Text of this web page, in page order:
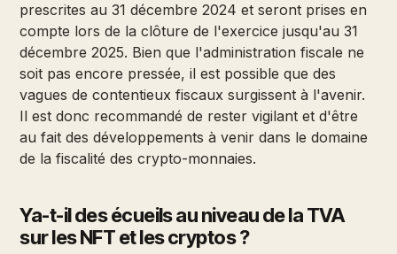
prescrites au 31 décembre 2024 et seront prises en
compte lors de la clôture de l'exercice jusqu'au 31
décembre 2025. Bien que l'administration fiscale ne
soit pas encore pressée, il est possible que des
vagues de contentieux fiscaux surgissent à l'avenir.
Il est donc recommandé de rester vigilant et d'être
au fait des développements à venir dans le domaine
de la fiscalité des crypto-monnaies.
Ya-t-il des écueils au niveau de la TVA
sur les NFT et les cryptos ?